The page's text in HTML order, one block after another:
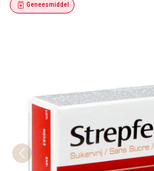
Geneesmiddel